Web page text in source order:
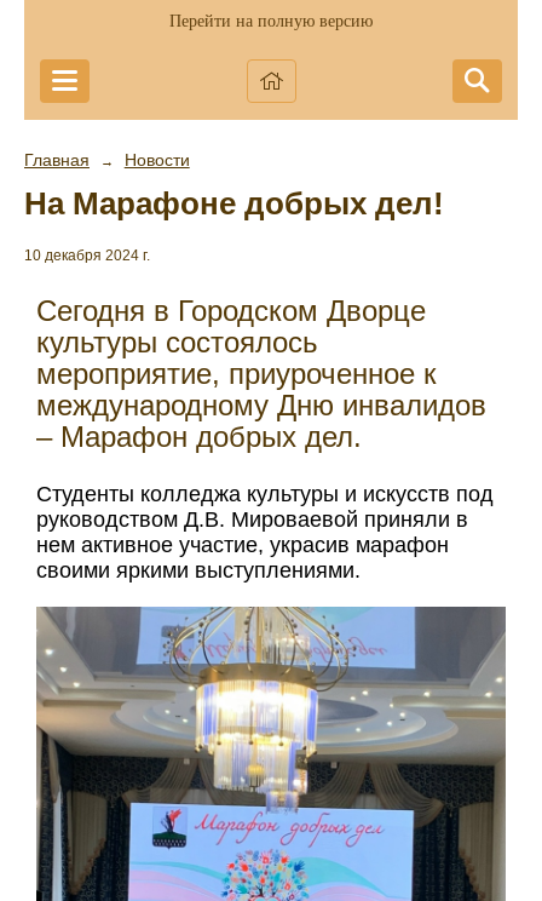
Перейти на полную версию
Главная → Новости
На Марафоне добрых дел!
10 декабря 2024 г.
Сегодня в Городском Дворце
культуры состоялось
мероприятие, приуроченное к
международному Дню инвалидов
– Марафон добрых дел.
Студенты колледжа культуры и искусств под
руководством Д.В. Мироваевой приняли в
нем активное участие, украсив марафон
своими яркими выступлениями.